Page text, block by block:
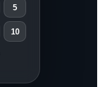
5
10